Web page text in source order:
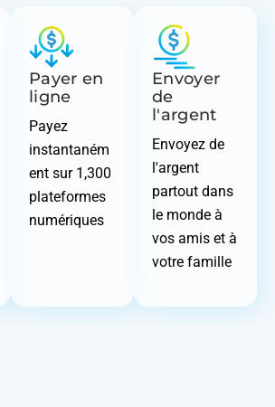
Payer en
ligne
Payez
instantaném
ent sur 1,300
plateformes
numériques
Envoyer
de
l'argent
Envoyez de
l'argent
partout dans
le monde à
vos amis et à
votre famille